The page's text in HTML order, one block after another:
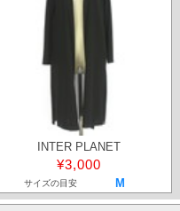
INTER PLANET
¥3,000
サイズの目安 M